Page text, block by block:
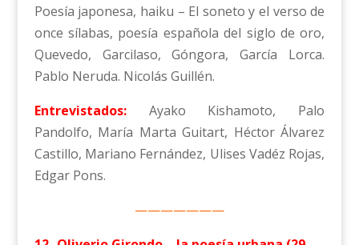
Poesía japonesa, haiku – El soneto y el verso de
once sílabas, poesía española del siglo de oro,
Quevedo, Garcilaso, Góngora, García Lorca.
Pablo Neruda. Nicolás Guillén.
Entrevistados:Ayako Kishamoto, Palo
Pandolfo, María Marta Guitart, Héctor Álvarez
Castillo, Mariano Fernández, Ulises Vadéz Rojas,
Edgar Pons.
———————